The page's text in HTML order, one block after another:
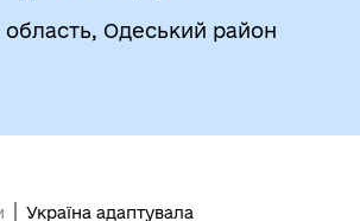
область, Одеський район
Україна адаптувала